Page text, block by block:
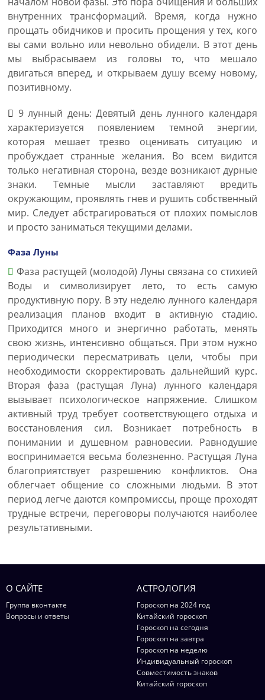
внутренних трансформаций. Время, когда нужно
прощать обидчиков и просить прощения у тех, кого
вы сами вольно или невольно обидели. В этот день
мы выбрасываем из головы то, что мешало
двигаться вперед, и открываем душу всему новому,
позитивному.
9 лунный день: Девятый день лунного календаря
характеризуется появлением темной энергии,
которая мешает трезво оценивать ситуацию и
пробуждает странные желания. Во всем видится
только негативная сторона, везде возникают дурные
знаки. Темные мысли заставляют вредить
окружающим, проявлять гнев и рушить собственный
мир. Следует абстрагироваться от плохих помыслов
и просто заниматься текущими делами.
Фаза Луны
Фаза растущей (молодой) Луны связана со стихией
Воды и символизирует лето, то есть самую
продуктивную пору. В эту неделю лунного календаря
реализация планов входит в активную стадию.
Приходится много и энергично работать, менять
свою жизнь, интенсивно общаться. При этом нужно
периодически пересматривать цели, чтобы при
необходимости скорректировать дальнейший курс.
Вторая фаза (растущая Луна) лунного календаря
вызывает психологическое напряжение. Слишком
активный труд требует соответствующего отдыха и
восстановления сил. Возникает потребность в
понимании и душевном равновесии. Равнодушие
воспринимается весьма болезненно. Растущая Луна
благоприятствует разрешению конфликтов. Она
облегчает общение со сложными людьми. В этот
период легче даются компромиссы, проще проходят
трудные встречи, переговоры получаются наиболее
результативными.
О САЙТЕ
Группа вконтакте
Вопросы и ответы
АСТРОЛОГИЯ
Гороскоп на 2024 год
Китайский гороскоп
Гороскоп на сегодня
Гороскоп на завтра
Гороскоп на неделю
Индивидуальный гороскоп
Совместимость знаков
Китайский гороскоп